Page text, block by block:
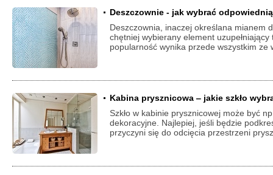
Deszczownie - jak wybrać
Deszczownia, inaczej określana mianem
chętniej wybierany element
popularność wynika przede wszystkim ze
Kabina prysznicowa ‒ jakie szkło
Szkło w kabinie prysznicowej może być
dekoracyjne. Najlepiej, jeśli będzie
przyczyni się do odcięcia przestrzeni